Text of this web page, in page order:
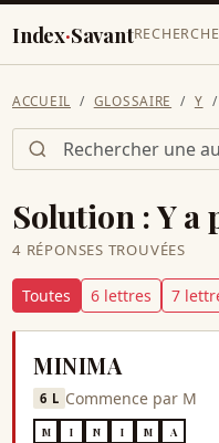
Index·Savant
ACCUEIL GLOSSAIRE Y
Solution :Y a
4 RÉPONSES TROUVÉES
Toutes 6 lettres 7
MINIMA
6 L Commence par M
M I N I M A